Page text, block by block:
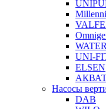
UNI-
ELSEN
Насосы
DAB